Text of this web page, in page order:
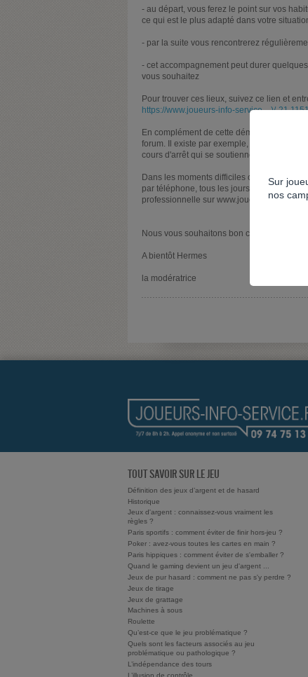
- au départ, vous ferez le point sur vos
ce qui est le plus adapté dans votre
- par la suite vous rencontrerez
- cet accompagnement peut durer
vous souhaitez
Pour trouver ces lieux, suivez ce lien et
https://www.joueurs-info-service....)/-
En complément de cette démarche, si
forum. Il existe par exemple, une
cours d'arrêt qui se soutiennent
Dans les moments difficiles où l'envie de
par téléphone, tous les jours de 8h à 2h du
professionnelle sur www.joueurs-info -
Nous vous souhaitons bon courage dans
A bientôt Hermes
la modératrice
TOUT SAVOIR SUR LE JEU
Définition des jeux d’argent et de hasard
Historique
Jeux d'argent : connaissez-vous vraiment les
règles ?
Paris sportifs : comment éviter de finir hors-jeu ?
Poker : avez-vous toutes les cartes en main ?
Paris hippiques : comment éviter de s'emballer ?
Quand le gaming devient un jeu d'argent ...
Jeux de pur hasard : comment ne pas s'y perdre ?
Jeux de tirage
Jeux de grattage
Machines à sous
Roulette
Qu’est-ce que le jeu problématique ?
Quels sont les facteurs associés au jeu
problématique ou pathologique ?
L’indépendance des tours
L’illusion de contrôle
Sur
nos